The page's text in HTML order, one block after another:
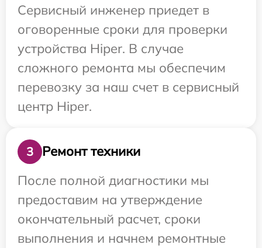
Сервисный инженер приедет в
оговоренные сроки для проверки
устройства Hiper. В случае
сложного ремонта мы обеспечим
перевозку за наш счет в сервисный
центр Hiper.
3
Ремонт техники
После полной диагностики мы
предоставим на утверждение
окончательный расчет, сроки
выполнения и начнем ремонтные